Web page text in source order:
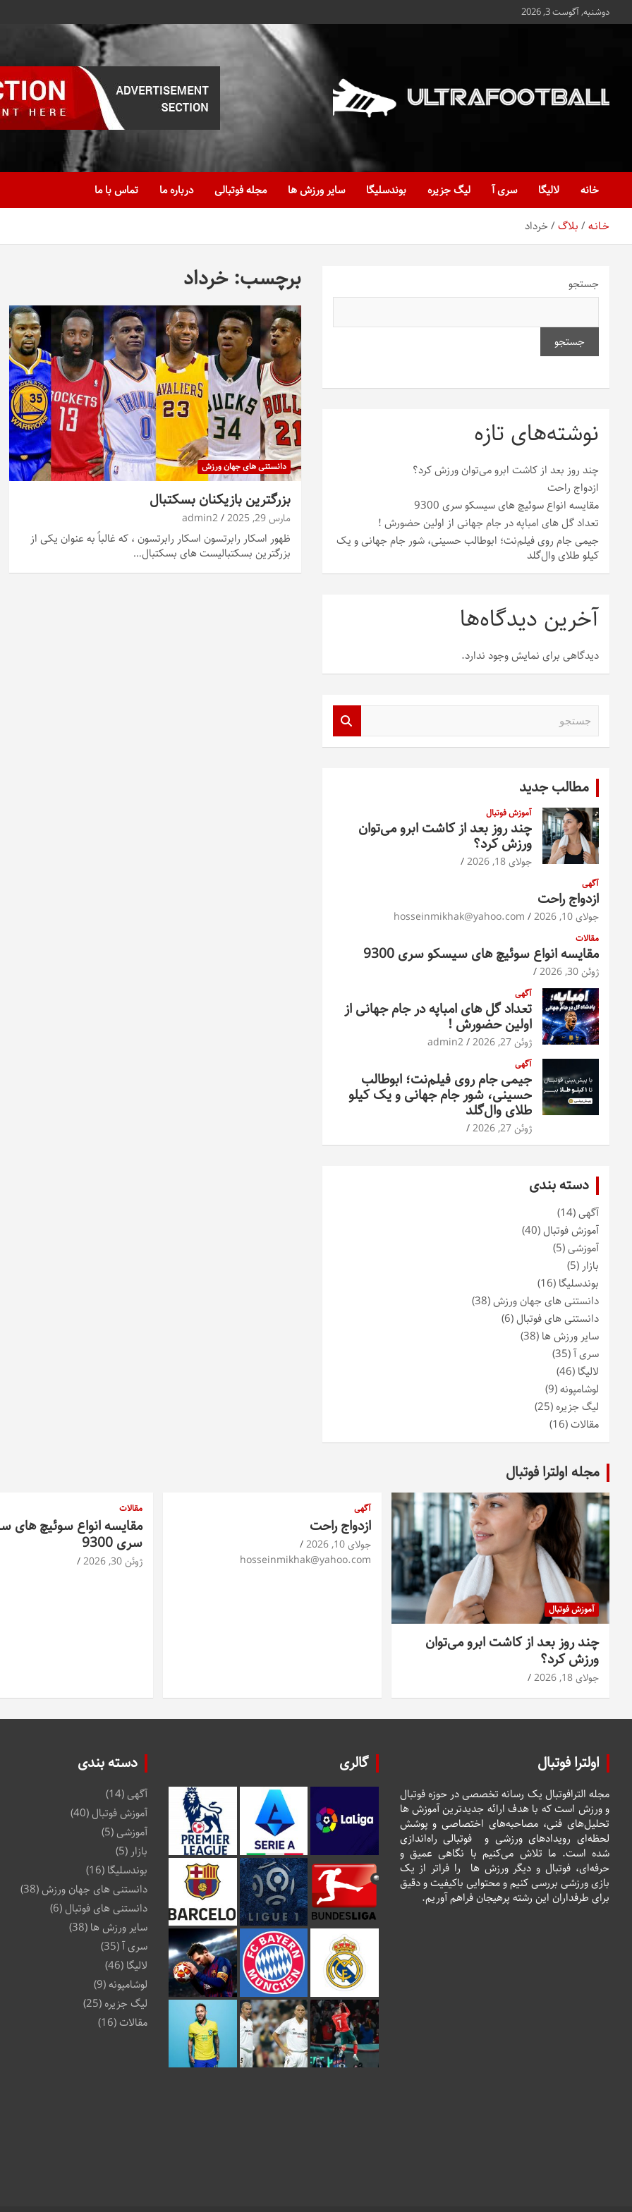
محتوا
دوشنبه, آگوست 3, 2026
Ultrafootball
خانه
لالیگا سری آ لیگ جزیره بوندسلیگا سایر ورزش ها مجله فوتبالی درباره ما تماس با ما
خـانـه بلاگ خرداد
برچسب:خرداد
دانستنی های جهان ورزش
بزرگترین بازیکنان بسکتبال
مارس 29, 2025 admin2
ظهور اسکار رابرتسون اسکار رابرتسون ، که غالباً به عنوان یکی از
بزرگترین بسکتبالیست های بسکتبال…
جستجو
جستجو
نوشته‌های تازه
چند روز بعد از کاشت ابرو می‌توان ورزش کرد؟
ازدواج راحت
مقایسه انواع سوئیچ های سیسکو سری 9300
تعداد گل های امباپه در جام جهانی از اولین حضورش !
جیمی جام روی فیلم‌نت؛ ابوطالب حسینی، شور جام جهانی و یک
کیلو طلای وال‌گلد
آخرین دیدگاه‌ها
دیدگاهی برای نمایش وجود ندارد.
مطالب جدید
آموزش فوتبال
چند روز بعد از کاشت ابرو می‌توان
ورزش کرد؟
جولای 18, 2026
آگهی
ازدواج راحت
جولای 10, 2026 hosseinmikhak@yahoo.com
مقالات
مقایسه انواع سوئیچ های سیسکو سری 9300
ژوئن 30, 2026
آگهی
تعداد گل های امباپه در جام جهانی از
اولین حضورش !
ژوئن 27, 2026 admin2
آگهی
جیمی جام روی فیلم‌نت؛ ابوطالب
حسینی، شور جام جهانی و یک کیلو
طلای وال‌گلد
ژوئن 27, 2026
دسته بندی
آگهی(14)
آموزش فوتبال(40)
آموزشی(5)
بازار (5)
بوندسلیگا (16)
دانستنی های جهان ورزش(38)
دانستنی های فوتبال(6)
سایر ورزش ها (38)
سری آ(35)
لالیگا (46)
لوشامپونه(9)
لیگ جزیره(25)
مقالات(16)
مجله اولترا فوتبال
آموزش فوتبال
چند روز بعد از کاشت ابرو می‌توان
ورزش کرد؟
جولای 18, 2026
آگهی
ازدواج راحت
جولای 10, 2026
hosseinmikhak@yahoo.com
مقالات
مقایسه انواع سوئیچ های
سری 9300
ژوئن 30, 2026
اولترا فوتبال
مجله الترافوتبال یک رسانه تخصصی در حوزه فوتبال
و ورزش است که با هدف ارائه جدیدترین آموزش ها
تحلیل‌های فنی، مصاحبه‌های اختصاصی و پوشش
لحظه‌ای رویدادهای ورزشی و فوتبالی راه‌اندازی
شده است. ما تلاش می‌کنیم با نگاهی عمیق و
حرفه‌ای، فوتبال و دیگر ورزش ها را فراتر از یک
بازی ورزشی بررسی کنیم و محتوایی باکیفیت و دقیق
برای طرفداران این رشته پرهیجان فراهم آوریم.
گالری دسته بندی
آگهی(14)
آموزش فوتبال (40)
آموزشی(5)
بازار (5)
بوندسلیگا (16)
دانستنی های جهان ورزش(38)
دانستنی های فوتبال (6)
سایر ورزش ها (38)
سری آ(35)
لالیگا (46)
لوشامپونه(9)
لیگ جزیره (25)
مقالات(16)